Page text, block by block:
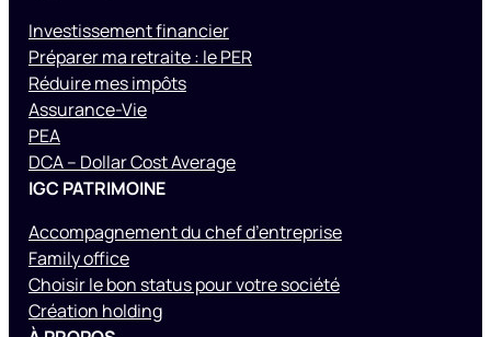
Investissement financier
Préparer ma retraite : le PER
Réduire mes impôts
Assurance-Vie
PEA
DCA – Dollar Cost Average
IGC PATRIMOINE
Accompagnement du chef d’entreprise
Family office
Choisir le bon status pour votre société
Création holding